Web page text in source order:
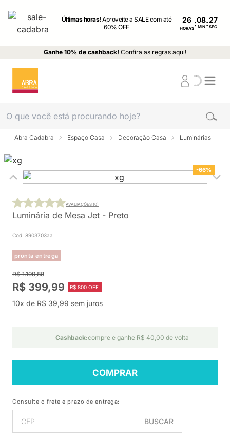
Últimas horas!Aproveite a SALE com até
60% OFF
26
HORAS: MIN : SEG
Ganhe 10% de cashback! Confira as regras aqui!
Abra Cadabra Espaço Casa Decoração Casa Luminárias
-66%
Luminária de Mesa Jet - Preto
Cod. 8903703aa
pronta entrega
AVALIAÇÕES (0)
R$ 1.199,88
R$ 399,99 R$ 800 OFF
10x de R$ 39,99 sem juros
Cashback:compre e ganhe R$ 40,00 de volta
COMPRAR
Consulte o frete e prazo de entrega:
BUSCAR